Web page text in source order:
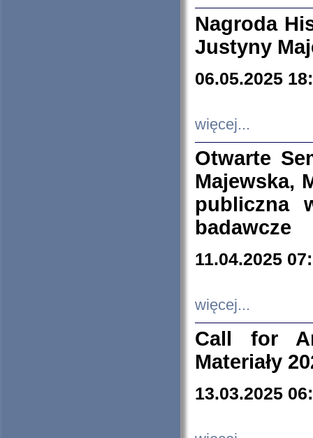
Nagroda
Justyny
06.05.2025
więcej...
Otwarte
Majewska,
publiczna
badawcze
11.04.2025
więcej...
Call for
Materiały
13.03.2025